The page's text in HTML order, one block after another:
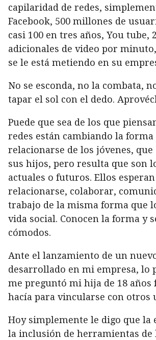
capilaridad de redes,
Facebook, 500 millones de
casi 100 en tres años, You tube,
adicionales de video por
se le está metiendo en su
No se esconda, no la combata,
tapar el sol con el dedo.
Puede que sea de los que
redes están cambiando la forma
relacionarse de los jóvenes, que
sus hijos, pero resulta que son
actuales o futuros. Ellos
relacionarse, colaborar,
trabajo de la misma forma que
vida social. Conocen la forma y
cómodos.
Ante el lanzamiento de un
desarrollado en mi empresa, lo
me preguntó mi hija de 18 años
hacía para vincularse con otros
Hoy simplemente le digo que la
la inclusión de herramientas de